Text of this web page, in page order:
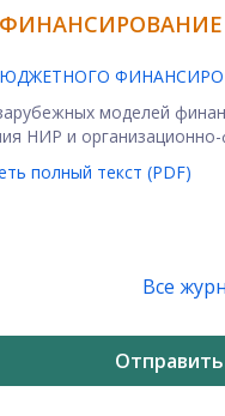
моделей
НИР и
полный текст (PDF)
Все